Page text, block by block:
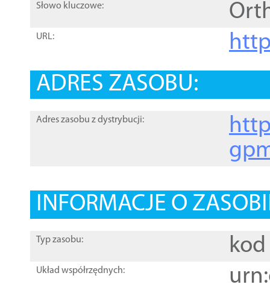
Słowo kluczowe:
URL:
ADRES ZASOBU:
Adres zasobu z dystrybucji:
INFORMACJE O
Typ zasobu: kod
Układ współrzędnych: